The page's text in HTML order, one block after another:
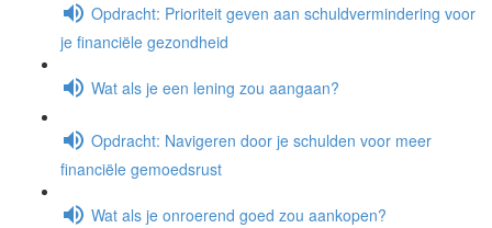
Opdracht: Prioriteit geven aan schuldvermindering voor
je financiële gezondheid
Wat als je een lening zou aangaan?
Opdracht: Navigeren door je schulden voor meer
financiële gemoedsrust
Wat als je onroerend goed zou aankopen?